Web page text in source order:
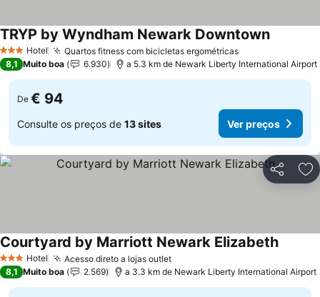
3 EstrelasHotel Quartos fitness com bicicletas ergométricas
TRYP by Wyndham Newark Downtown
8,1 Muito boa 6.930 a 5.3 km de Newark Liberty International Airport
De € 94
Consulte os preços de 13 sites Ver preços
Partilhar
3 EstrelasHotel Acesso direto a lojas outlet
Courtyard by Marriott Newark Elizabeth
8,1 Muito boa 2.569 a 3.3 km de Newark Liberty International Airport